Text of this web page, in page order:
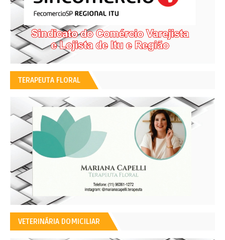
TERAPEUTA FLORAL
VETERINÁRIA DOMICILIAR